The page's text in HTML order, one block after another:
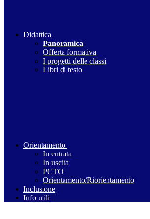
Didattica
Panoramica
Offerta formativa
I progetti delle classi
Libri di testo
Orientamento
In entrata
In uscita
PCTO
Orientamento/Riorientamento
Inclusione
Info utili